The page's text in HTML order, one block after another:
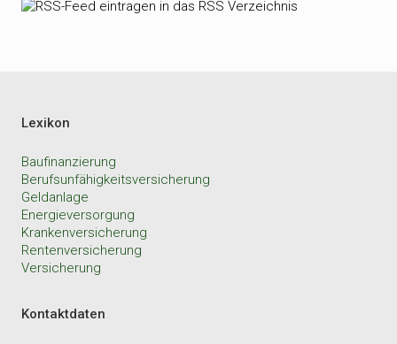
Lexikon
Baufinanzierung
Berufsunfähigkeitsversicherung
Geldanlage
Energieversorgung
Krankenversicherung
Rentenversicherung
Versicherung
Kontaktdaten